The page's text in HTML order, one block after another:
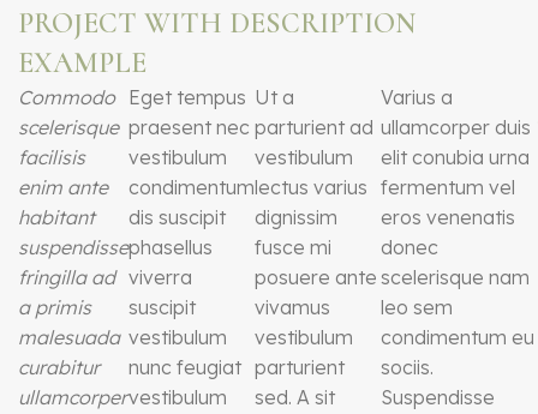
PROJECT WITH DESCRIPTION
EXAMPLE
Commodo
scelerisque
facilisis
enim ante
habitant
suspendisse
fringilla ad
a primis
malesuada
curabitur
ullamcorper
Eget tempus
praesent nec
vestibulum
condimentum
dis suscipit
phasellus
viverra
suscipit
vestibulum
nunc feugiat
vestibulum
Ut a
parturient ad
vestibulum
lectus varius
dignissim
fusce mi
posuere ante
vivamus
vestibulum
parturient
sed. A sit
Varius a
ullamcorper duis
elit conubia urna
fermentum vel
eros venenatis
donec
scelerisque nam
leo sem
condimentum eu
sociis.
Suspendisse